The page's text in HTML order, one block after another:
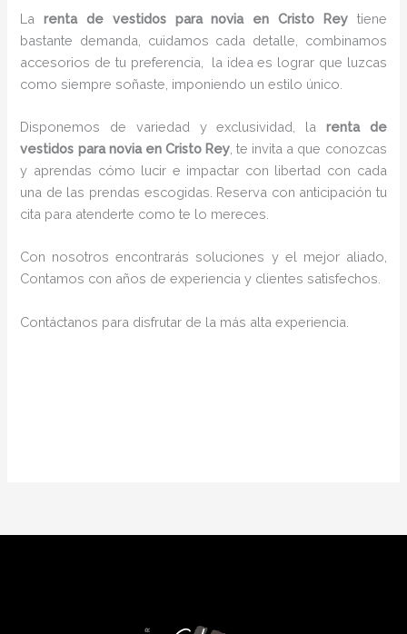
Larenta de vestidos para novia en Cristo Rey tiene
bastante demanda, cuidamos cada detalle, combinamos
accesorios de tu preferencia, la idea es lograr que luzcas
como siempre soñaste, imponiendo un estilo único.
Disponemos de variedad y exclusividad, la renta de
vestidos para novia en Cristo Rey , te invita a que conozcas
y aprendas cómo lucir e impactar con libertad con cada
una de las prendas escogidas. Reserva con anticipación tu
cita para atenderte como te lo mereces.
Con nosotros encontrarás soluciones y el mejor aliado,
Contamos con años de experiencia y clientes satisfechos.
Contáctanos para disfrutar de la más alta experiencia.